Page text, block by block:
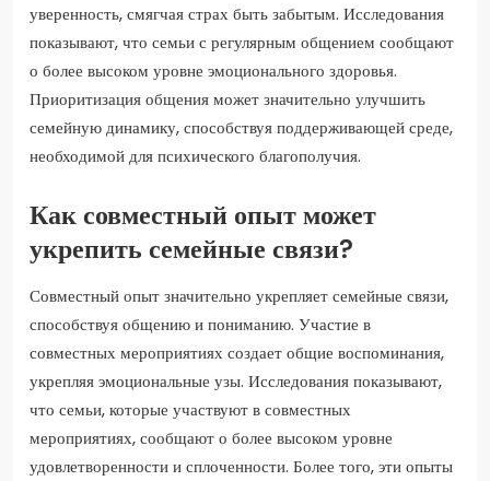
уверенность, смягчая страх быть забытым. Исследования
показывают, что семьи с регулярным общением сообщают
о более высоком уровне эмоционального здоровья.
Приоритизация общения может значительно улучшить
семейную динамику, способствуя поддерживающей среде,
необходимой для психического благополучия.
Как совместный опыт может
укрепить семейные связи?
Совместный опыт значительно укрепляет семейные связи,
способствуя общению и пониманию. Участие в
совместных мероприятиях создает общие воспоминания,
укрепляя эмоциональные узы. Исследования показывают,
что семьи, которые участвуют в совместных
мероприятиях, сообщают о более высоком уровне
удовлетворенности и сплоченности. Более того, эти опыты